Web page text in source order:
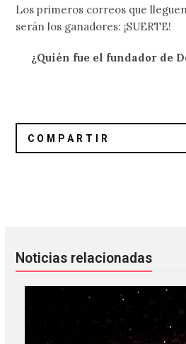
Los primeros correos que
serán los ganadores: ¡SUERTE!
¿Quién fue el fundador de
Noticias relacionadas